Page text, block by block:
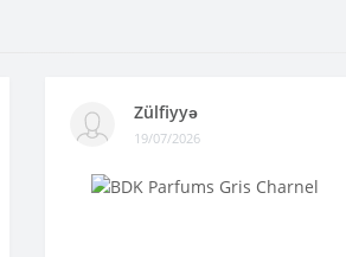
Zülfiyyə
19/07/2026